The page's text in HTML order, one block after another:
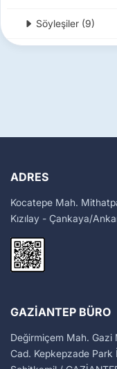
Söyleşiler (9)
ADRES
Kocatepe Mah.
Kızılay - Çankaya/
GAZIANTEP BÜRO
Değirmiçem Mah.
Cad. Kepkepzade